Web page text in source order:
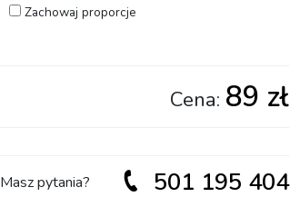
Zachowaj proporcje
Cena: 89 zł
Masz pytania? 501 195 404